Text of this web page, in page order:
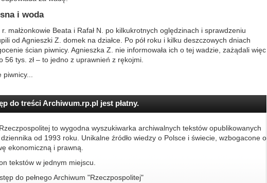
i woda
małżonkowie Beata i Rafał N. po kilkukrotnych oględzinach i sprawdzeniu
od Agnieszki Z. domek na działce. Po pół roku i kilku deszczowych dniach
ścian piwnicy. Agnieszka Z. nie informowała ich o tej wadzie, zażądali więc
56 tys. zł – to jedno z uprawnień z rękojmi.
do treści Archiwum.rp.pl jest płatny.
to wygodna wyszukiwarka archiwalnych tekstów opublikowanych
dziennika od 1993 roku. Unikalne źródło wiedzy o Polsce i świecie, wzbogacone o
ekonomiczną i prawną.
tekstów w jednym miejscu.
do pełnego Archiwum "Rzeczpospolitej"